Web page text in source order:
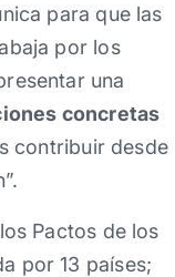
para que las
por los
una
concretas
contribuir desde
Pactos de los
por 13 países;